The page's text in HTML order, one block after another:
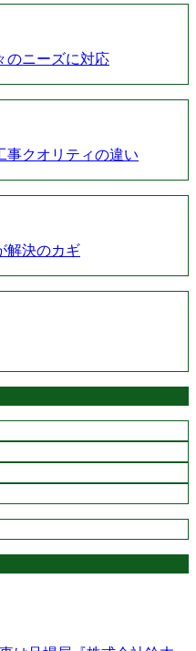
のニーズに対応
事クオリティの違い
解決のカギ